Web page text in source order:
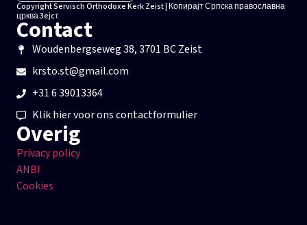
Copyright Servisch Orthodoxe Kerk Zeist | Копирајт Српска православна
црква 3eјcт
Contact
Woudenbergseweg 38, 3701 BC Zeist
krsto.st@gmail.com
+31 6 39013364
Klik hier voor ons contactformulier
Overig
Privacy policy
ANBI
Cookies